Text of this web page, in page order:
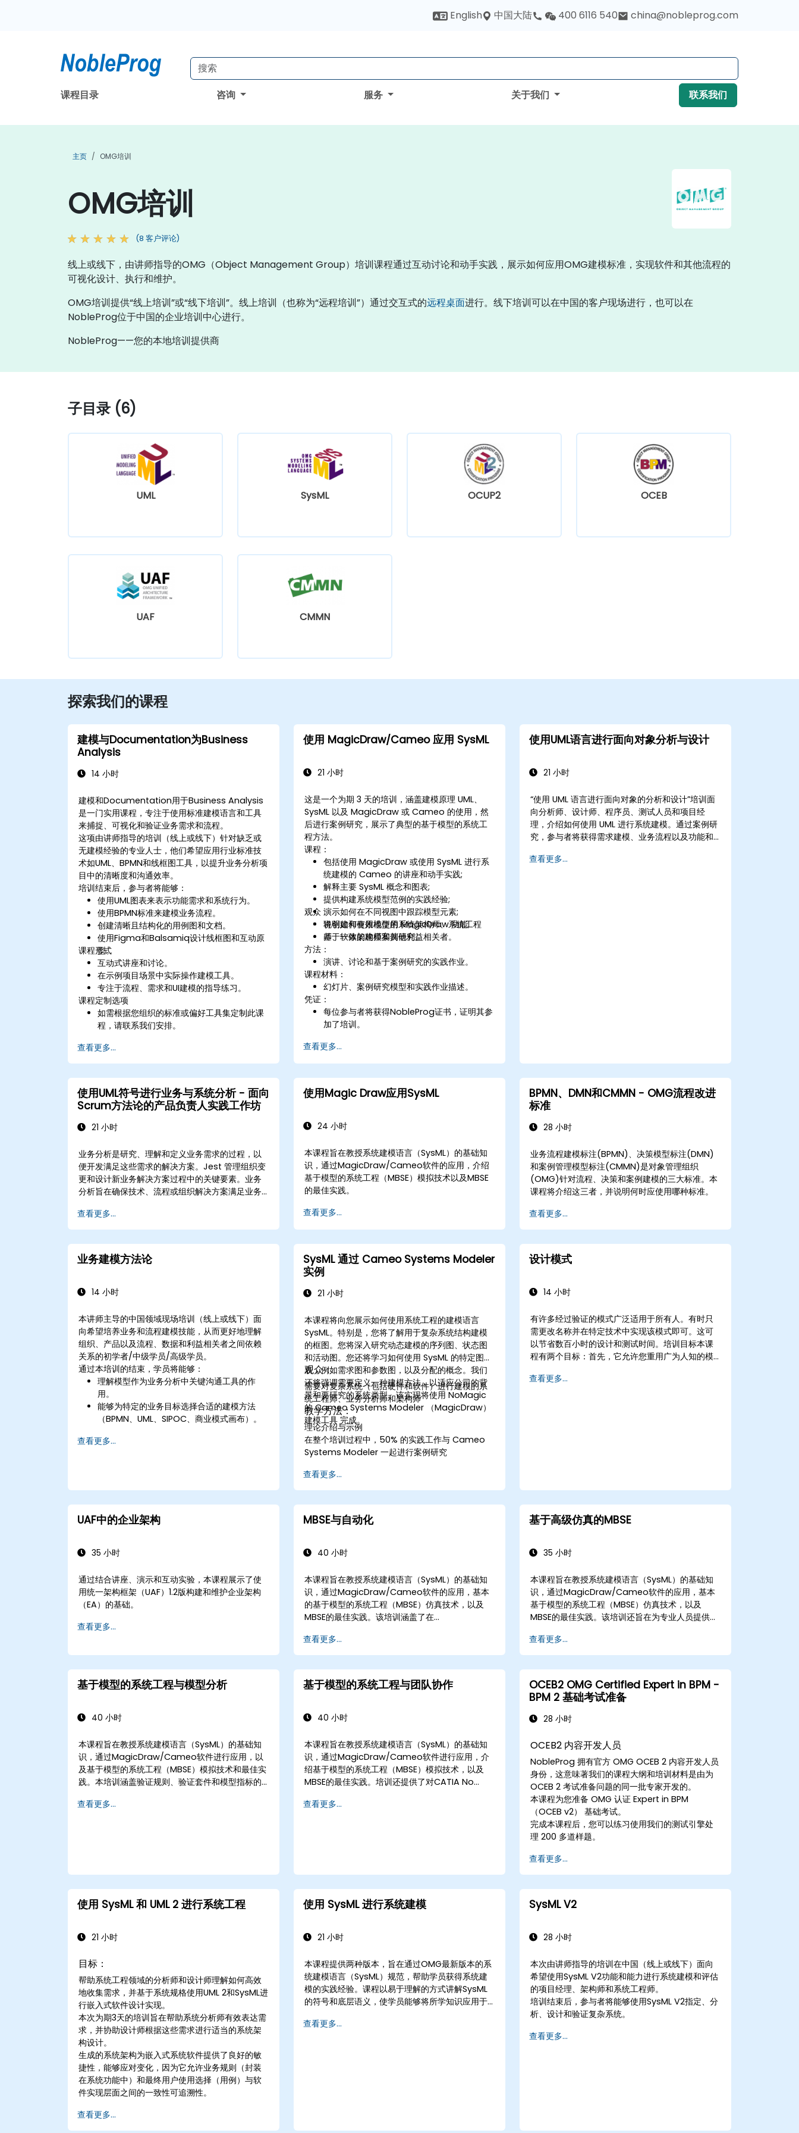
English 中国大陆 400 6116 540 china@nobleprog.com
课程目录 咨询 服务 关于我们 联系我们
主页 OMG培训
OMG培训
(8 客户评论)
线上或线下，由讲师指导的OMG（Object Management Group）培训课程通过互动讨论和动手实践，展示如何应用OMG建模标准，实现软件和其他流程的
可视化设计、执行和维护。
OMG培训提供“线上培训”或“线下培训”。线上培训（也称为“远程培训”）通过交互式的远程桌面进行。线下培训可以在中国的客户现场进行，也可以在
NobleProg位于中国的企业培训中心进行。
NobleProg——您的本地培训提供商
子目录 (6)
UML SysML OCUP2 OCEB
UAF CMMN
探索我们的课程
建模与Documentation为Business
Analysis
14 小时
建模和Documentation用于Business Analysis
是一门实用课程，专注于使用标准建模语言和工具
来捕捉、可视化和验证业务需求和流程。
这项由讲师指导的培训（线上或线下）针对缺乏或
无建模经验的专业人士，他们希望应用行业标准技
术如UML、BPMN和线框图工具，以提升业务分析项
目中的清晰度和沟通效率。
培训结束后，参与者将能够：
使用UML图表来表示功能需求和系统行为。
使用BPMN标准来建模业务流程。
创建清晰且结构化的用例图和文档。
使用Figma和Balsamiq设计线框图和互动原
型。
课程形式
互动式讲座和讨论。
在示例项目场景中实际操作建模工具。
专注于流程、需求和UI建模的指导练习。
课程定制选项
如需根据您组织的标准或偏好工具集定制此课
程，请联系我们安排。
查看更多...
使用 MagicDraw/Cameo 应用 SysML
21 小时
这是一个为期 3 天的培训，涵盖建模原理 UML、
SysML 以及 MagicDraw 或 Cameo 的使用，然
后进行案例研究，展示了典型的基于模型的系统工
程方法。
课程：
包括使用 MagicDraw 或使用 SysML 进行系
统建模的 Cameo 的讲座和动手实践;
解释主要 SysML 概念和图表;
提供构建系统模型范例的实践经验;
演示如何在不同视图中跟踪模型元素;
说明如何有效地使用 MagicDraw 功能;
基于一致的建模案例研究。
观众：
将创建和使用模型的系统架构师、系统工程
师、软体架构师和其他利益相关者。
方法：
演讲、讨论和基于案例研究的实践作业。
课程材料：
幻灯片、案例研究模型和实践作业描述。
凭证：
每位参与者将获得NobleProg证书，证明其参
加了培训。
查看更多...
使用UML语言进行面向对象分析与设计
21 小时
“使用 UML 语言进行面向对象的分析和设计”培训面
向分析师、设计师、程序员、测试人员和项目经
理，介绍如何使用 UML 进行系统建模。通过案例研
究，参与者将获得需求建模、业务流程以及功能和
分析模型、静态和动态设计阶段以及建模工具的实
查看更多...
使用UML符号进行业务与系统分析 - 面向
Scrum方法论的产品负责人实践工作坊
21 小时
业务分析是研究、理解和定义业务需求的过程，以
便开发满足这些需求的解决方案。Jest 管理组织变
更和设计新业务解决方案过程中的关键要素。业务
分析旨在确保技术、流程或组织解决方案满足业务
可行并完全满足业务需求，确保项目有效性和组织
变革的关键因素。
查看更多...
使用Magic Draw应用SysML
24 小时
本课程旨在教授系统建模语言（SysML）的基础知
识，通过MagicDraw/Cameo软件的应用，介绍
基于模型的系统工程（MBSE）模拟技术以及MBSE
的最佳实践。
查看更多...
BPMN、DMN和CMMN - OMG流程改进
标准
28 小时
业务流程建模标注(BPMN)、决策模型标注(DMN)
和案例管理模型标注(CMMN)是对象管理组织
(OMG)针对流程、决策和案例建模的三大标准。本
课程将介绍这三者，并说明何时应使用哪种标准。
查看更多...
业务建模方法论
14 小时
本讲师主导的中国领域现场培训（线上或线下）面
向希望培养业务和流程建模技能，从而更好地理解
组织、产品以及流程、数据和利益相关者之间依赖
关系的初学者/中级学员/高级学员。
通过本培训的结束，学员将能够：
理解模型作为业务分析中关键沟通工具的作
用。
能够为特定的业务目标选择合适的建模方法
（BPMN、UML、SIPOC、商业模式画布）。
表。
查看更多...
SysML 通过 Cameo Systems Modeler
实例
21 小时
本课程将向您展示如何使用系统工程的建模语言
SysML。特别是，您将了解用于复杂系统结构建模
的框图。您将深入研究动态建模的序列图、状态图
和活动图。您还将学习如何使用 SysML 的特定图
表，例如需求图和参数图，以及分配的概念。我们
还将强调需要定义一种建模方法，以适应公司的背
景和要研究的系统类型。该实现将使用 NoMagic
的 Cameo Systems Modeler （MagicDraw）
建模工具 完成。
观众：
需要对复杂系统（包括硬件和软件）进行建模的系
统工程师、业务分析师和架构师
教学方法：
理论介绍与示例
在整个培训过程中，50% 的实践工作与 Cameo
Systems Modeler 一起进行案例研究
查看更多...
设计模式
14 小时
有许多经过验证的模式广泛适用于所有人。有时只
需更改名称并在特定技术中实现该模式即可。这可
以节省数百小时的设计和测试时间。培训目标本课
程有两个目标：首先，它允许您重用广为人知的模
式。它帮助您评估模式如何降低成本，系统化设计
查看更多...
UAF中的企业架构
35 小时
通过结合讲座、演示和互动实验，本课程展示了使
用统一架构框架（UAF）1.2版构建和维护企业架构
（EA）的基础。
查看更多...
MBSE与自动化
40 小时
本课程旨在教授系统建模语言（SysML）的基础知
识，通过MagicDraw/Cameo软件的应用，基本
的基于模型的系统工程（MBSE）仿真技术，以及
MBSE的最佳实践。该培训涵盖了在
报告的基础知识，并教授宏和脚本在MagicDraw中
的工作原理及其应用。
查看更多...
基于高级仿真的MBSE
35 小时
本课程旨在教授系统建模语言（SysML）的基础知
识，通过MagicDraw/Cameo软件的应用，基本
基于模型的系统工程（MBSE）仿真技术，以及
MBSE的最佳实践。该培训还旨在为专业人员提供架
种图表类型的仿真，以及如何将图表仿真结合在一
起以实现架构自动化。
查看更多...
基于模型的系统工程与模型分析
40 小时
本课程旨在教授系统建模语言（SysML）的基础知
识，通过MagicDraw/Cameo软件进行应用，以
及基于模型的系统工程（MBSE）模拟技术和最佳实
践。本培训涵盖验证规则、验证套件和模型指标的
中开发和利用模型查询的核心概念与功能。
查看更多...
基于模型的系统工程与团队协作
40 小时
本课程旨在教授系统建模语言（SysML）的基础知
识，通过MagicDraw/Cameo软件进行应用，介
绍基于模型的系统工程（MBSE）模拟技术，以及
MBSE的最佳实践。培训还提供了对CATIA No
本介绍，并介绍了MagicDraw中领域特定语言
查看更多...
OCEB2 OMG Certified Expert in BPM -
BPM 2 基础考试准备
28 小时
OCEB2 内容开发人员
NobleProg 拥有官方 OMGOCEB 2 内容开发人员
身份，这意味著我们的课程大纲和培训材料是由为
OCEB 2 考试准备问题的同一批专家开发的。
本课程为您准备 OMG 认证 Expert in BPM
（OCEB v2） 基础考试。
完成本课程后，您可以练习使用我们的测试引擎处
理 200 多道样题。
查看更多...
使用 SysML 和 UML 2 进行系统工程
21 小时
目标：
帮助系统工程领域的分析师和设计师理解如何高效
地收集需求，并基于系统规格使用UML 2和SysML进
行嵌入式软件设计实现。
本次为期3天的培训旨在帮助系统分析师有效表达需
求，并协助设计师根据这些需求进行适当的系统架
构设计。
生成的系统架构为嵌入式系统软件提供了良好的敏
捷性，能够应对变化，因为它允许业务规则（封装
在系统功能中）和最终用户使用选择（用例）与软
件实现层面之间的一致性可追溯性。
查看更多...
使用 SysML 进行系统建模
21 小时
本课程提供两种版本，旨在通过OMG最新版本的系
统建模语言（SysML）规范，帮助学员获得系统建
模的实践经验。课程以易于理解的方式讲解SysML
的符号和底层语义，使学员能够将所学知识应用于
查看更多...
SysML V2
28 小时
本次由讲师指导的培训在中国（线上或线下）面向
希望使用SysML V2功能和能力进行系统建模和评估
的项目经理、架构师和系统工程师。
培训结束后，参与者将能够使用SysML V2指定、分
析、设计和验证复杂系统。
查看更多...